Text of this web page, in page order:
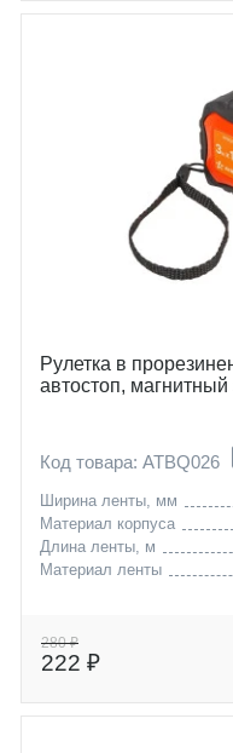
Рулетка в
автостоп, магнитный
Код товара: ATBQ026
Ширина ленты, мм
Материал корпуса
Длина ленты, м
Материал ленты
280 ₽
222 ₽